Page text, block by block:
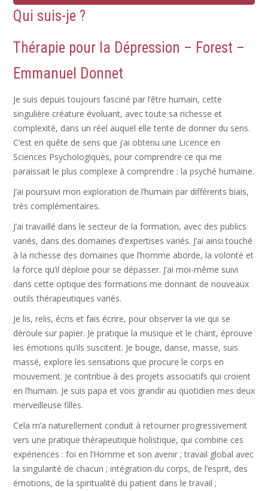
Qui suis-je ?
Thérapie pour la Dépression – Forest –
Emmanuel Donnet
Je suis depuis toujours fasciné par l’être humain, cette
singulière créature évoluant, avec toute sa richesse et
complexité, dans un réel auquel elle tente de donner du sens.
C’est en quête de sens que j’ai obtenu une Licence en
Sciences Psychologiques, pour comprendre ce qui me
paraissait le plus complexe à comprendre : la psyché humaine.
J’ai poursuivi mon exploration de l’humain par différents biais,
très complémentaires.
J’ai travaillé dans le secteur de la formation, avec des publics
variés, dans des domaines d’expertises variés. J’ai ainsi touché
à la richesse des domaines que l’homme aborde, la volonté et
la force qu’il déploie pour se dépasser. J’ai moi-même suivi
dans cette optique des formations me donnant de nouveaux
outils thérapeutiques variés.
Je lis, relis, écris et fais écrire, pour observer la vie qui se
déroule sur papier. Je pratique la musique et le chant, éprouve
les émotions qu’ils suscitent. Je bouge, danse, masse, suis
massé, explore les sensations que procure le corps en
mouvement. Je contribue à des projets associatifs qui croient
en l’humain. Je suis papa et vois grandir au quotidien mes deux
merveilleuse filles.
Cela m’a naturellement conduit à retourner progressivement
vers une pratique thérapeutique holistique, qui combine ces
expériences : foi en l’Homme et son avenir ; travail global avec
la singularité de chacun ; intégration du corps, de l’esprit, des
émotions, de la spiritualité du patient dans le travail ;